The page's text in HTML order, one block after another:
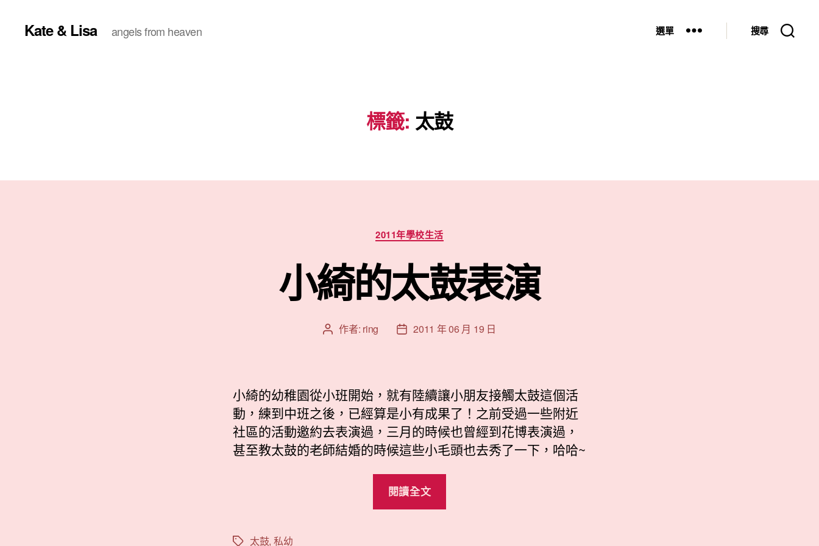
Kate & Lisa angels from heaven 選單 搜尋
標籤: 太鼓
分
類
2011年學校生活
小綺的太鼓表演
文 作者: ring
文
日
期
2011 年 06 月 19 日
小綺的幼稚園從小班開始，就有陸續讓小朋友接觸太鼓這個活
動，練到中班之後，已經算是小有成果了！之前受過一些附近
社區的活動邀約去表演過，三月的時候也曾經到花博表演過，
甚至教太鼓的老師結婚的時候這些小毛頭也去秀了一下，哈哈~
閱讀全文
標 太鼓, 私幼